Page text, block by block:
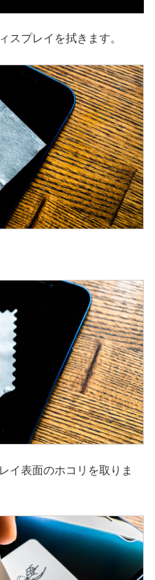
スプレイを拭きます。
イ表面のホコリを取りま